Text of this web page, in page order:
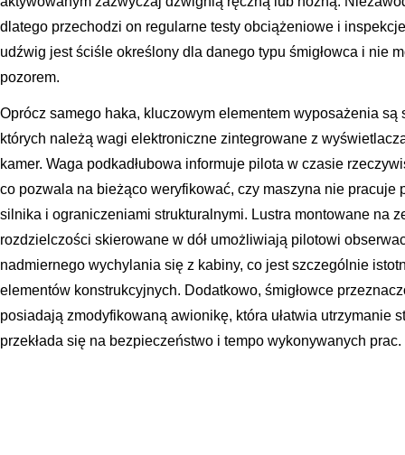
dlatego przechodzi on regularne testy obciążeniowe i
udźwig jest ściśle określony dla danego typu śmigłowca i nie
pozorem.
Oprócz samego haka, kluczowym elementem wyposażenia są
których należą wagi elektroniczne zintegrowane z
kamer. Waga podkadłubowa informuje pilota w czasie
co pozwala na bieżąco weryfikować, czy maszyna nie pracuje
silnika i ograniczeniami strukturalnymi. Lustra montowane na
rozdzielczości skierowane w dół umożliwiają pilotowi
nadmiernego wychylania się z kabiny, co jest szczególnie
elementów konstrukcyjnych. Dodatkowo, śmigłowce
posiadają zmodyfikowaną awionikę, która ułatwia utrzymanie
przekłada się na bezpieczeństwo i tempo wykonywanych prac.